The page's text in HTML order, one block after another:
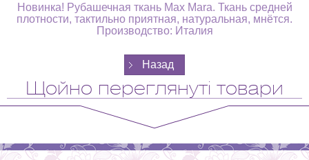
Новинка! Рубашечная ткань Max Mara. Ткань средней
плотности, тактильно приятная, натуральная, мнётся.
Производство: Италия
Щойно переглянуті товари